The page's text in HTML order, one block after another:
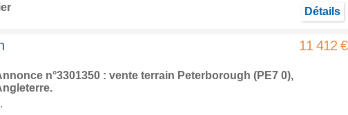
Détails
11 412 €
n°3301350 : vente terrain Peterborough (PE7 0),
.